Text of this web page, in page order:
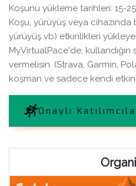
Koşunu yükleme tarihleri: 15-
Koşu, yürüyüş veya
yürüyüş vb) etkinlikleri
MyVirtualPace'de,
vermelisin. (Strava, Garmin,
koşman ve sadece kendi
Onaylı